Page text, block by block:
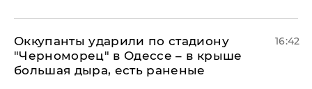
Оккупанты ударили по стадиону
"Черноморец" в Одессе – в крыше
большая дыра, есть раненые
16:42